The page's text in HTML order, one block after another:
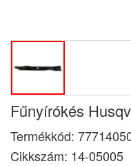
Fűnyírókés
Termékkód:
Cikkszám: 14-05005